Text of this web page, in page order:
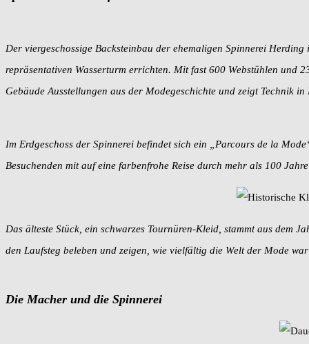
Der viergeschossige Backsteinbau der ehemaligen Spinnerei
repräsentativen Wasserturm errichten. Mit fast 600 Webstühlen und
Gebäude Ausstellungen aus der Modegeschichte und zeigt Technik in
Im Erdgeschoss der Spinnerei befindet sich ein „Parcours de la
Besuchenden mit auf eine farbenfrohe Reise durch mehr als 100
Das älteste Stück, ein schwarzes Tournüren-Kleid, stammt aus dem
den Laufsteg beleben und zeigen, wie vielfältig die Welt der Mode
Die Macher und die Spinnerei